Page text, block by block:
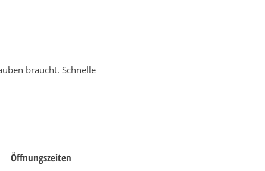
braucht. Schnelle
Öffnungszeiten